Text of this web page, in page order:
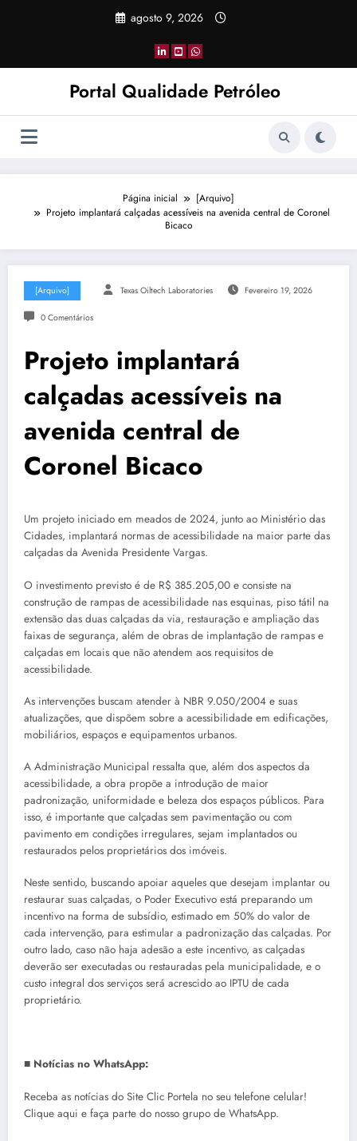
agosto 9, 2026
Portal Qualidade Petróleo
Página inicial
[Arquivo]
Projeto implantará calçadas acessíveis na avenida central de Coronel
Bicaco
[Arquivo] Texas Oiltech Laboratories Fevereiro 19, 2026
0 Comentários
Projeto implantará
calçadas acessíveis na
avenida central de
Coronel Bicaco
Um projeto iniciado em meados de 2024, junto ao Ministério das
Cidades, implantará normas de acessibilidade na maior parte das
calçadas da Avenida Presidente Vargas.
O investimento previsto é de R$ 385.205,00 e consiste na
construção de rampas de acessibilidade nas esquinas, piso tátil na
extensão das duas calçadas da via, restauração e ampliação das
faixas de segurança, além de obras de implantação de rampas e
calçadas em locais que não atendem aos requisitos de
acessibilidade.
As intervenções buscam atender à NBR 9.050/2004 e suas
atualizações, que dispõem sobre a acessibilidade em edificações,
mobiliários, espaços e equipamentos urbanos.
A Administração Municipal ressalta que, além dos aspectos da
acessibilidade, a obra propõe a introdução de maior
padronização, uniformidade e beleza dos espaços públicos. Para
isso, é importante que calçadas sem pavimentação ou com
pavimento em condições irregulares, sejam implantados ou
restaurados pelos proprietários dos imóveis.
Neste sentido, buscando apoiar aqueles que desejam implantar ou
restaurar suas calçadas, o Poder Executivo está preparando um
incentivo na forma de subsídio, estimado em 50% do valor de
cada intervenção, para estimular a padronização das calçadas. Por
outro lado, caso não haja adesão a este incentivo, as calçadas
deverão ser executadas ou restauradas pela municipalidade, e o
custo integral dos serviços será acrescido ao IPTU de cada
proprietário.
■ Notícias no WhatsApp:
Receba as notícias do Site Clic Portela no seu telefone celular!
Clique aqui e faça parte do nosso grupo de WhatsApp.